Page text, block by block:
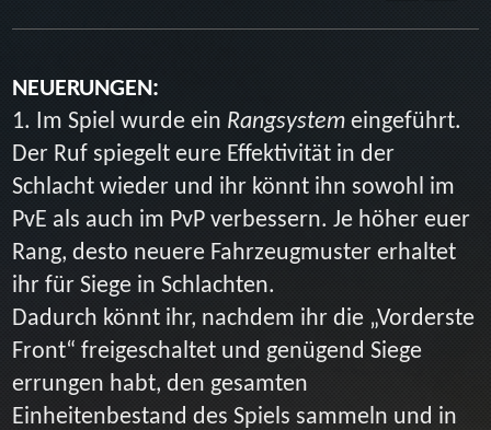
NEUERUNGEN:
1. Im Spiel wurde ein Rangsystem eingeführt.
Der Ruf spiegelt eure Effektivität in der
Schlacht wieder und ihr könnt ihn sowohl im
PvE als auch im PvP verbessern. Je höher euer
Rang, desto neuere Fahrzeugmuster erhaltet
ihr für Siege in Schlachten.
Dadurch könnt ihr, nachdem ihr die „Vorderste
Front“ freigeschaltet und genügend Siege
errungen habt, den gesamten
Einheitenbestand des Spiels sammeln und in